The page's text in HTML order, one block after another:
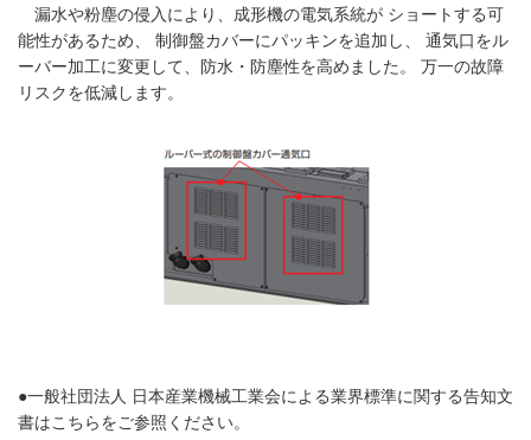
漏水や粉塵の侵入により、成形機の電気系統が ショートする可
能性があるため、 制御盤カバーにパッキンを追加し、 通気口をル
ーバー加工に変更して、防水・防塵性を高めました。 万一の故障
リスクを低減します。
●一般社団法人 日本産業機械工業会による業界標準に関する告知文
書はこちらをご参照ください。